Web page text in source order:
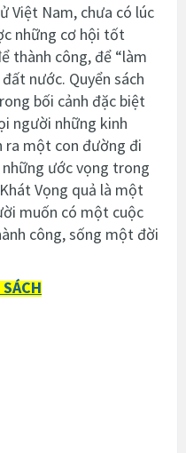
Việt Nam, chưa có lúc
những cơ hội tốt
thành công, để “làm
nước. Quyển sách
bối cảnh đặc biệt
người những kinh
ra một con đường đi
ước vọng trong
Vọng quả là một
muốn có một cuộc
công, sống một đời